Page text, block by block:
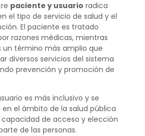
paciente y usuario radica
el tipo de servicio de salud y el
El paciente es tratado
razones médicas, mientras
un término más amplio que
diversos servicios del sistema
prevención y promoción de
es más inclusivo y se
el ámbito de la salud pública
de acceso y elección
de las personas.